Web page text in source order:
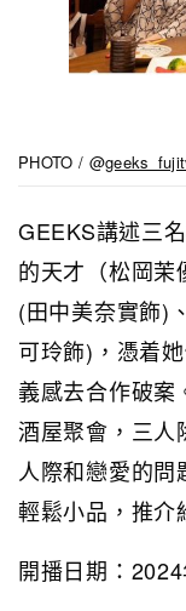
PHOTO / @
GEEKS講述三
的天才（松岡茉
(田中美奈實飾)
可玲飾)，憑着
義感去合作破案
酒屋聚會，三人
人際和戀愛的
輕鬆小品，推介
開播日期：